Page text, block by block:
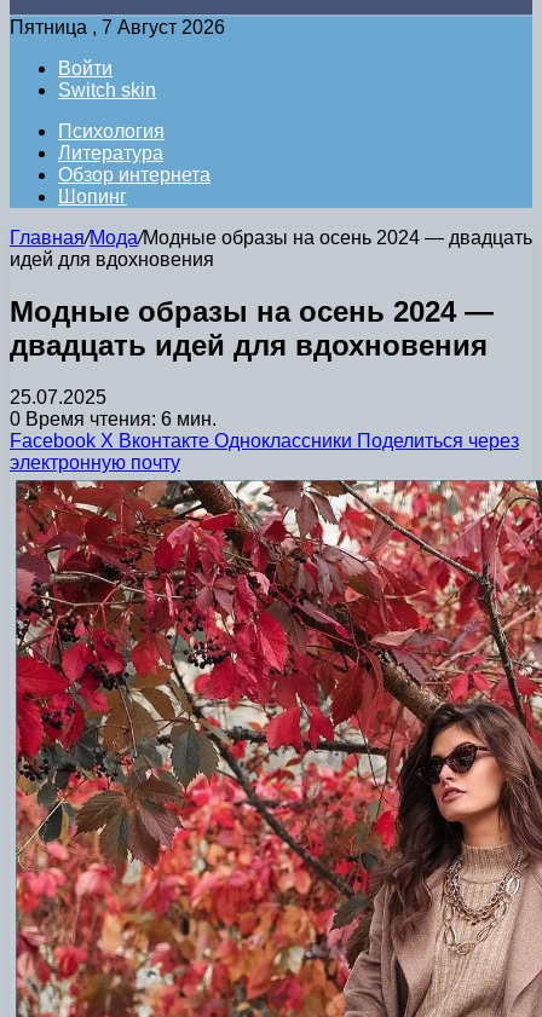
Пятница , 7 Август 2026
Войти
Switch skin
Психология
Литература
Обзор интернета
Шопинг
Главная/Мода/Модные образы на осень 2024 — двадцать
идей для вдохновения
Модные образы на осень 2024 —
двадцать идей для вдохновения
25.07.2025
0 Время чтения: 6 мин.
Facebook X Вконтакте Одноклассники Поделиться через
электронную почту